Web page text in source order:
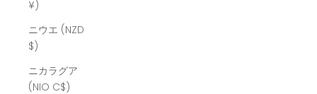
¥)
ニウエ (NZD
$)
ニカラグア
(NIO C$)